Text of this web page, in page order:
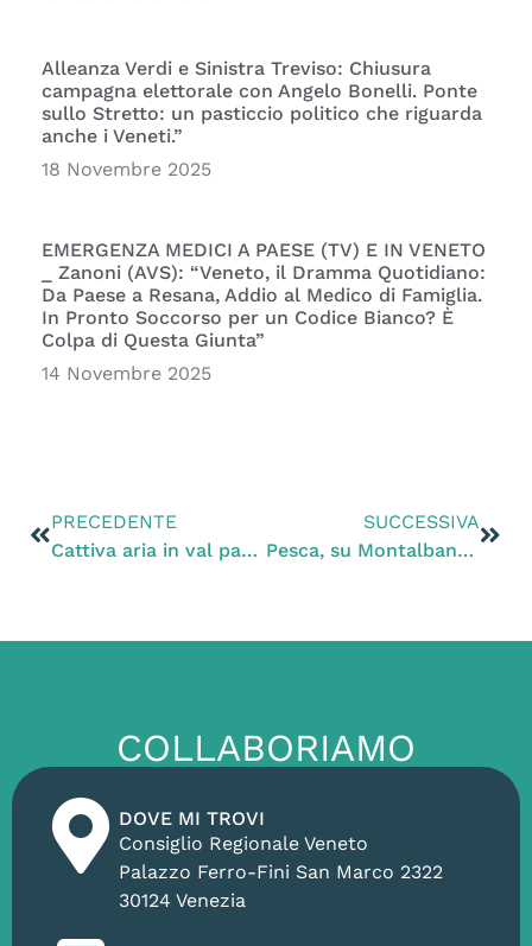
Alleanza Verdi e Sinistra Treviso: Chiusura
campagna elettorale con Angelo Bonelli. Ponte
sullo Stretto: un pasticcio politico che riguarda
anche i Veneti.”
18 Novembre 2025
EMERGENZA MEDICI A PAESE (TV) E IN VENETO
_ Zanoni (AVS): “Veneto, il Dramma Quotidiano:
Da Paese a Resana, Addio al Medico di Famiglia.
In Pronto Soccorso per un Codice Bianco? È
Colpa di Questa Giunta”
14 Novembre 2025
PRECEDENTE
Cattiva aria in val padana
SUCCESSIVA
Pesca, su Montalbano la Commissaria Ue Damanaki ha ragione
COLLABORIAMO
DOVE MI TROVI
Consiglio Regionale Veneto
Palazzo Ferro-Fini San Marco 2322
30124 Venezia